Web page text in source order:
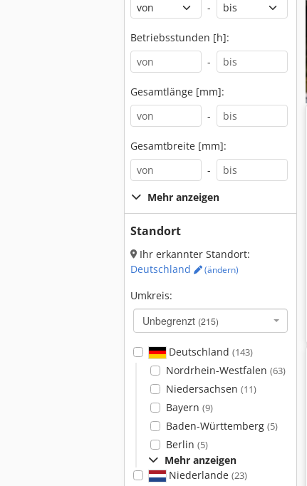
-
Betriebsstunden [h]:
-
Gesamtlänge [mm]:
-
Gesamtbreite [mm]:
-
Mehr anzeigen
Standort
Ihr erkannter Standort:
Deutschland
(ändern)
Umkreis:
Unbegrenzt (215)
Deutschland (143)
Nordrhein-Westfalen (63)
Niedersachsen (11)
Bayern (9)
Baden-Württemberg (5)
Berlin (5)
Mehr anzeigen
Niederlande (23)